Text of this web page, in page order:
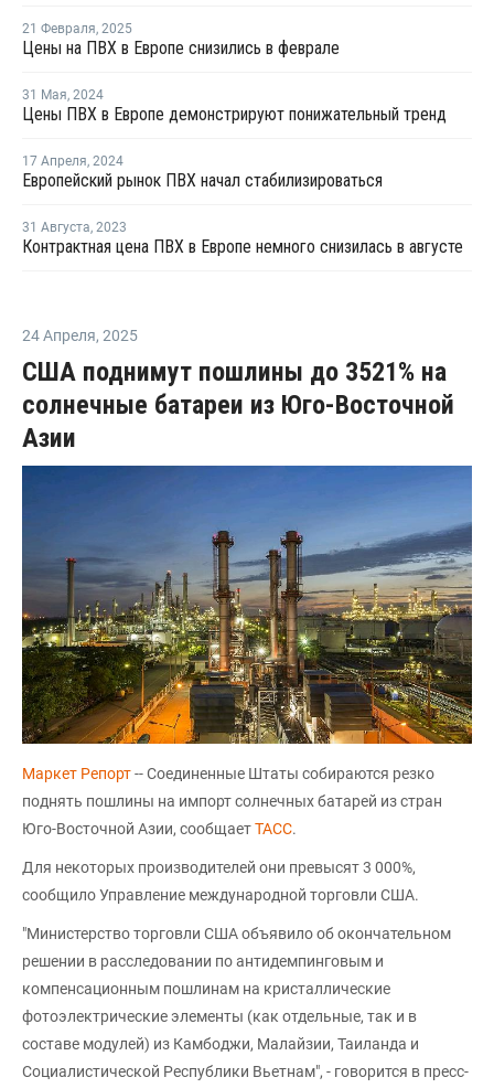
21 Февраля, 2025
Цены на ПВХ в Европе снизились в феврале
31 Мая, 2024
Цены ПВХ в Европе демонстрируют понижательный тренд
17 Апреля, 2024
Европейский рынок ПВХ начал стабилизироваться
31 Августа, 2023
Контрактная цена ПВХ в Европе немного снизилась в августе
24 Апреля, 2025
США поднимут пошлины до 3521% на
солнечные батареи из Юго-Восточной
Азии
Маркет Репорт-- Соединенные Штаты собираются резко
поднять пошлины на импорт солнечных батарей из стран
Юго-Восточной Азии, сообщаетТАСС.
Для некоторых производителей они превысят 3 000%,
сообщило Управление международной торговли США.
"Министерство торговли США объявило об окончательном
решении в расследовании по антидемпинговым и
компенсационным пошлинам на кристаллические
фотоэлектрические элементы (как отдельные, так и в
составе модулей) из Камбоджи, Малайзии, Таиланда и
Социалистической Республики Вьетнам", - говорится в пресс-